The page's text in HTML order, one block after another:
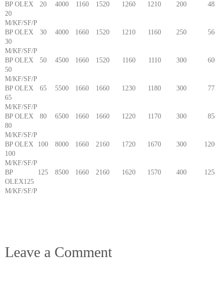
BP OLEX
20
M/KF/SF/P
20 4000 1160 1520 1260 1210 200 485
BP OLEX
30
M/KF/SF/P
30 4000 1660 1520 1210 1160 250 566
BP OLEX
50
M/KF/SF/P
50 4500 1660 1520 1160 1110 300 606
BP OLEX
65
M/KF/SF/P
65 5500 1660 1660 1230 1180 300 773
BP OLEX
80
M/KF/SF/P
80 6500 1660 1660 1220 1170 300 858
BP OLEX
100
M/KF/SF/P
100 8000 1660 2160 1720 1670 300 1206
BP
OLEX125
M/KF/SF/P
125 8500 1660 2160 1620 1570 400 1258
Leave a Comment